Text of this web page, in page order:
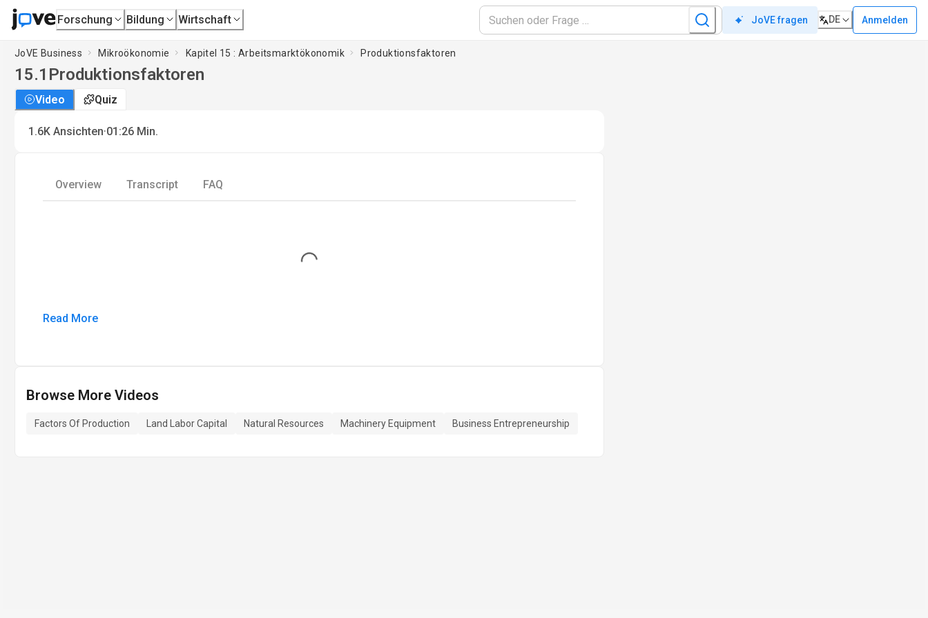
Forschung Bildung Wirtschaft JoVE fragen DE Anmelden
JoVE Business Mikroökonomie Kapitel 15 : Arbeitsmarktökonomik Produktionsfaktoren
15.1 Produktionsfaktoren
Video Quiz
1.6K Ansichten·01:26 Min.
Overview Transcript FAQ
Loading...
Read More
Browse More Videos
Factors Of Production Land Labor Capital Natural Resources Machinery Equipment Business Entrepreneurship